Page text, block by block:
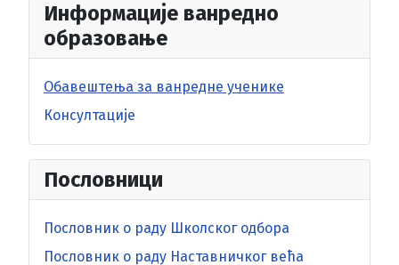
Информације ванредно
образовање
Обавештења за ванредне ученике
Консултације
Пословници
Пословник о раду Школског одбора
Пословник о раду Наставничког већа